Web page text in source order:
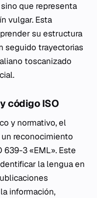
que representa
vulgar. Esta
su estructura
seguido trayectorias
toscanizado
código ISO
y normativo, el
reconocimiento
3 «EML». Este
la lengua en
información,